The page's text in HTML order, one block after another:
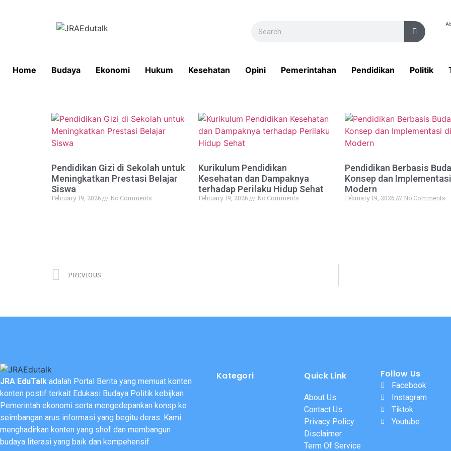
Home Budaya Ekonomi Hukum Kesehatan Opini Pemerintahan Pendidikan Politik
Pendidikan Gizi di Sekolah untuk
Meningkatkan Prestasi Belajar
Siswa
February 19, 2026 No Comments
Kurikulum Pendidikan
Kesehatan dan Dampaknya
terhadap Perilaku Hidup Sehat
February 19, 2026 No Comments
Pendidikan Berbasis
Konsep dan
Modern
February 19, 2026 No Comments
PREVIOUS
JRA EduTalk adalah Portal Berita yang memuat konten
konten postif terkait Edukasi Budaya Politik kebijkan
Pemerintah ekonomi serta mengedepankan konsp ke
seimbangan arus informasi yang begitu deras. Kami
menghadirkan konten yang shof dan membangun
budaya literasi yang baik dan kompehensif
Kategori Quick Link
About Us
Contact Us
Privacy Policy
Disclaimer
Term Of Service
Follow Us
Facebook
Instagram
Tiktok
Youtube